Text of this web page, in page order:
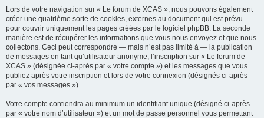
Lors de votre navigation sur « Le forum de XCAS », nous pouvons également
créer une quatrième sorte de cookies, externes au document qui est prévu
pour couvrir uniquement les pages créées par le logiciel phpBB. La seconde
manière est de récupérer les informations que vous nous envoyez et que nous
collectons. Ceci peut correspondre — mais n’est pas limité à — la publication
de messages en tant qu’utilisateur anonyme, l’inscription sur « Le forum de
XCAS » (désignée ci-après par « votre compte ») et les messages que vous
publiez après votre inscription et lors de votre connexion (désignés ci-après
par « vos messages »).
Votre compte contiendra au minimum un identifiant unique (désigné ci-après
par « votre nom d’utilisateur ») et un mot de passe personnel vous permettant